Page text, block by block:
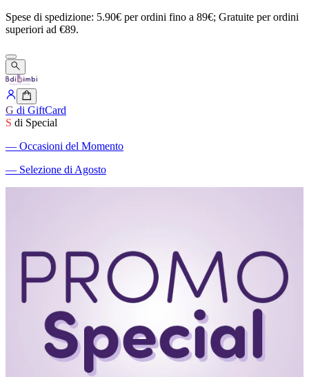
Spese di spedizione: 5.90€ perordini fino a 89€; Gratuite perordini
superiori ad €89.
G di GiftCard
S di Special
― Occasioni del Momento
― Selezione di Agosto